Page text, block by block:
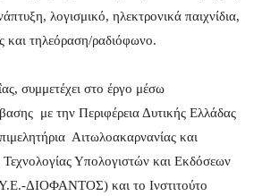
λογισμικό, ηλεκτρονικά παιχνίδια,
και τηλεόραση/ραδιόφωνο.
συμμετέχει στο έργο μέσω
με την Περιφέρεια Δυτικής Ελλάδας
Αιτωλοακαρνανίας και
Τεχνολογίας Υπολογιστών και Εκδόσεων
ΔΙΟΦΑΝΤΟΣ) και το Ινστιτούτο